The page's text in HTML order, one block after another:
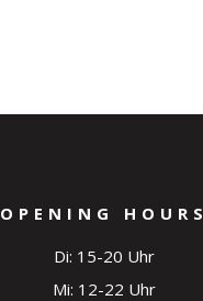
OPENING HOURS
Di: 15-20 Uhr
Mi: 12-22 Uhr